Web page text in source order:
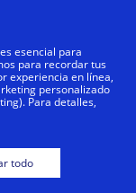
hay
esencial para
para recordar tus
experiencia en línea,
personalizado
Para detalles,
todo